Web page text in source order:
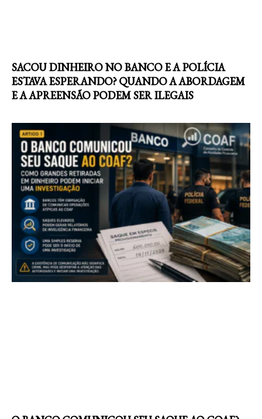
SACOU DINHEIRO NO BANCO E A POLÍCIA
ESTAVA ESPERANDO? QUANDO A ABORDAGEM
E A APREENSÃO PODEM SER ILEGAIS